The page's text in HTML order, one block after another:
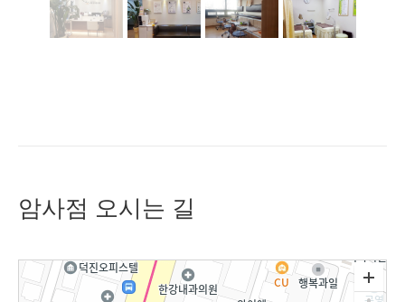
암사점 오시는 길